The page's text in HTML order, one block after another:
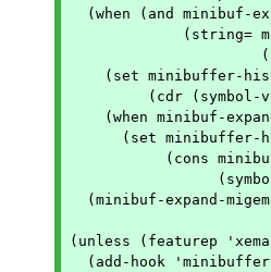
(when (and minibuf-
(set minibuffer-
(when minibuf-
(set minibuffer-
(minibuf-expand-
(unless (featurep
(add-hook